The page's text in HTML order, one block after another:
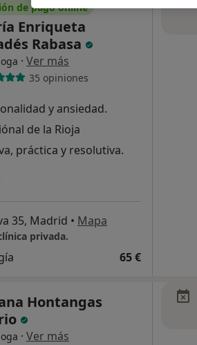
de pago online
Enriqueta
Rabasa
· Ver más
35 opiniones
y ansiedad.
de la Rioja
práctica y resolutiva.
35, Madrid • Mapa
privada.
65 €
Hontangas
· Ver más